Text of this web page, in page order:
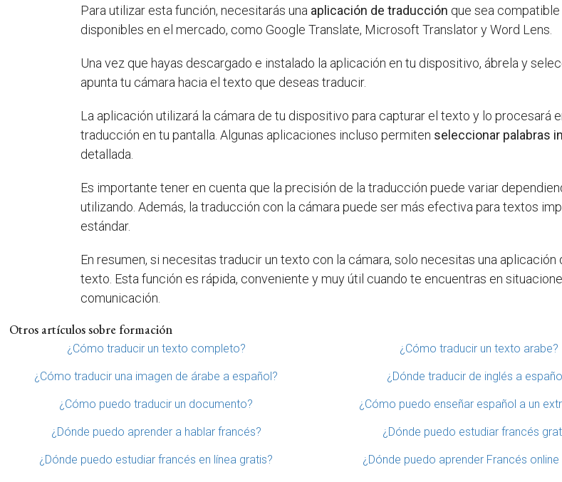
Para utilizar esta función, necesitarás una aplicación de traducción que sea
disponibles en el mercado, como Google Translate, Microsoft Translator y Word Lens.
Una vez que hayas descargado e instalado la aplicación en tu dispositivo, ábrela y
apunta tu cámara hacia el texto que deseas traducir.
La aplicación utilizará la cámara de tu dispositivo para capturar el texto y lo procesará
traducción en tu pantalla. Algunas aplicaciones incluso permiten seleccionar palabras
detallada.
Es importante tener en cuenta que la precisión de la traducción puede variar
utilizando. Además, la traducción con la cámara puede ser más efectiva para textos
estándar.
En resumen, si necesitas traducir un texto con la cámara, solo necesitas una
texto. Esta función es rápida, conveniente y muy útil cuando te encuentras en
comunicación.
Otros artículos sobre formación
¿Cómo traducir un texto completo? ¿Cómo traducir un texto arabe?
¿Cómo traducir una imagen de árabe a español? ¿Dónde traducir de inglés a
¿Cómo puedo traducir un documento? ¿Cómo puedo enseñar español a un
¿Dónde puedo aprender a hablar francés? ¿Dónde puedo estudiar francés
¿Dónde puedo estudiar francés en línea gratis? ¿Dónde puedo aprender Francés online